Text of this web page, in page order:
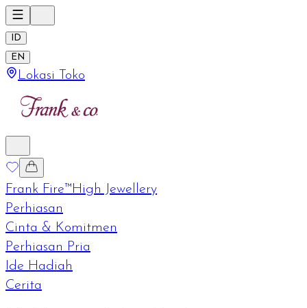
ID
EN
Lokasi Toko
Frank Fire™High Jewellery
Perhiasan
Cinta & Komitmen
Perhiasan Pria
Ide Hadiah
Cerita